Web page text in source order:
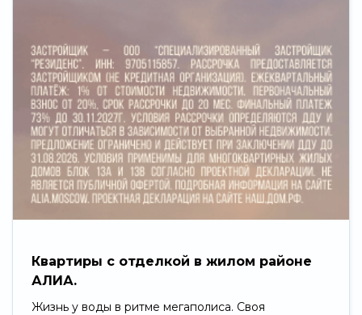
Рекламодателям
Политика конфиденциальности
Карта сайта
Квартиры с отделкой в жилом районе
АЛИА.
Жизнь у воды в ритме мегаполиса. Своя